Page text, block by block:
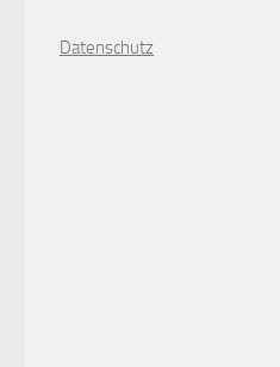
Datenschutz